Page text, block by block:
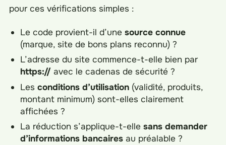
pour ces vérifications simples :
Le code provient-il d’unesource connue
(marque, site de bons plans reconnu) ?
L’adresse du site commence-t-elle bien par
https:// avec le cadenas de sécurité ?
Lesconditions d’utilisation (validité, produits,
montant minimum) sont-elles clairement
affichées ?
La réduction s’applique-t-ellesans demander
d’informations bancaires au préalable ?